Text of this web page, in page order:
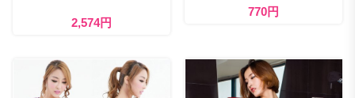
2,574円
770円